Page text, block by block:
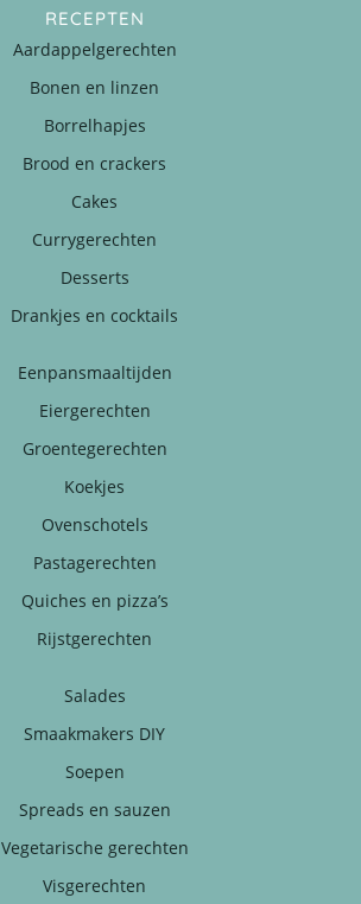
RECEPTEN
Aardappelgerechten
Bonen en linzen
Borrelhapjes
Brood en crackers
Cakes
Currygerechten
Desserts
Drankjes en cocktails
Eenpansmaaltijden
Eiergerechten
Groentegerechten
Koekjes
Ovenschotels
Pastagerechten
Quiches en pizza’s
Rijstgerechten
Salades
Smaakmakers DIY
Soepen
Spreads en sauzen
Vegetarische gerechten
Visgerechten